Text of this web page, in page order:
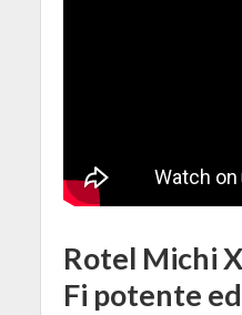
Rotel Michi
Fi potente